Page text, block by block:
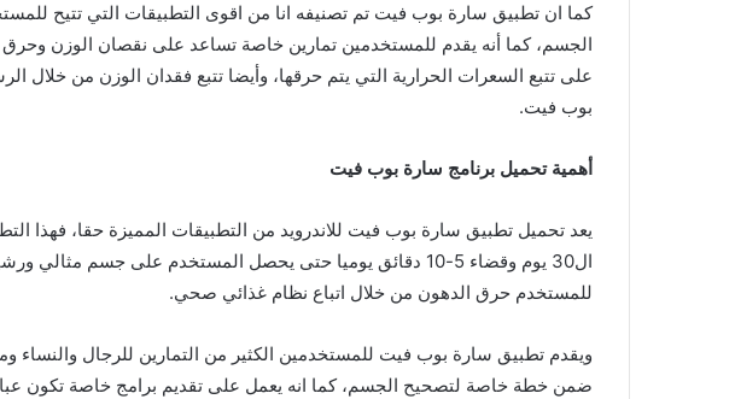
كما ان تطبيق سارة بوب فيت تم تصنيفه انا من اقوى التطبيقات التي تتيح
الجسم، كما أنه يقدم للمستخدمين تمارين خاصة تساعد على نقصان الوزن
على تتبع السعرات الحرارية التي يتم حرقها، وأيضا تتبع فقدان الوزن من خلال
بوب فيت.
أهمية تحميل برنامج سارة بوب فيت
يعد تحميل تطبيق سارة بوب فيت للاندرويد من التطبيقات المميزة حقا، فهذا
ال30 يوم وقضاء 5-10 دقائق يوميا حتى يحصل المستخدم على جسم
للمستخدم حرق الدهون من خلال اتباع نظام غذائي صحي.
ويقدم تطبيق سارة بوب فيت للمستخدمين الكثير من التمارين للرجال والنساء
ضمن خطة خاصة لتصحيح الجسم، كما انه يعمل على تقديم برامج خاصة تكون